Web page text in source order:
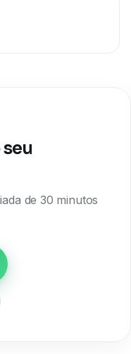
de 30 minutos